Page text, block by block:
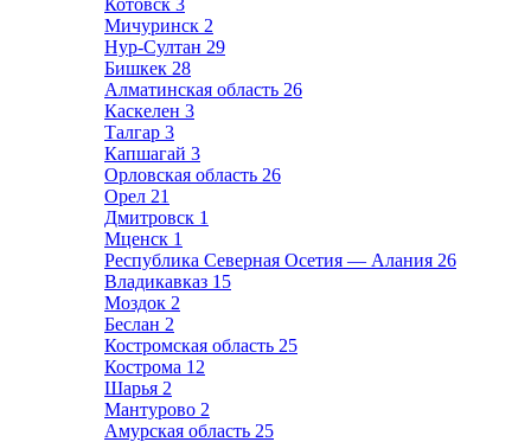
Котовск 3
Мичуринск 2
Нур-Султан 29
Бишкек 28
Алматинская область 26
Каскелен 3
Талгар 3
Капшагай 3
Орловская область 26
Орел 21
Дмитровск 1
Мценск 1
Республика Северная Осетия — Алания 26
Владикавказ 15
Моздок 2
Беслан 2
Костромская область 25
Кострома 12
Шарья 2
Мантурово 2
Амурская область 25